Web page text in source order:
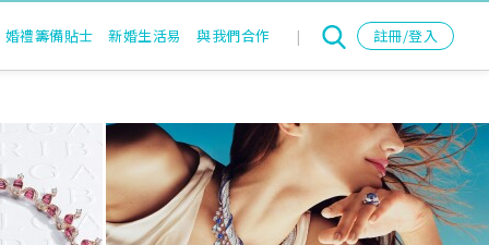
婚禮籌備貼士 新婚生活易 與我們合作 | 註冊/登入